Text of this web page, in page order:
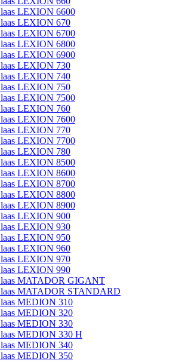
LEXION 6600
LEXION 670
LEXION 6700
LEXION 6800
LEXION 6900
LEXION 730
LEXION 740
LEXION 750
LEXION 7500
LEXION 760
LEXION 7600
LEXION 770
LEXION 7700
LEXION 780
LEXION 8500
LEXION 8600
LEXION 8700
LEXION 8800
LEXION 8900
LEXION 900
LEXION 930
LEXION 950
LEXION 960
LEXION 970
LEXION 990
MATADOR GIGANT
MATADOR STANDARD
MEDION 310
MEDION 320
MEDION 330
MEDION 330 H
MEDION 340
MEDION 350